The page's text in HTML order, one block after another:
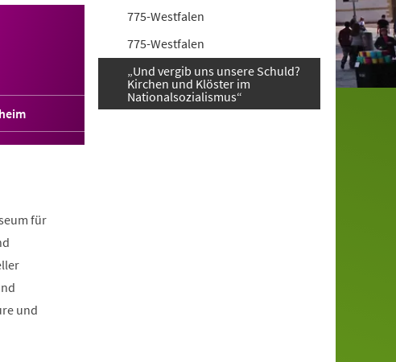
für
und
775-Westfalen
775-Westfalen
„Und vergib uns unsere Schuld?
Kirchen und Klöster im
Nationalsozialismus“